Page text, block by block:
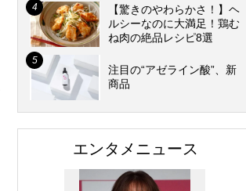
【驚きのやわらかさ！】ヘ
ルシーなのに大満足！鶏む
ね肉の絶品レシピ8選
注目の“アゼライン酸”、新
商品
エンタメニュース